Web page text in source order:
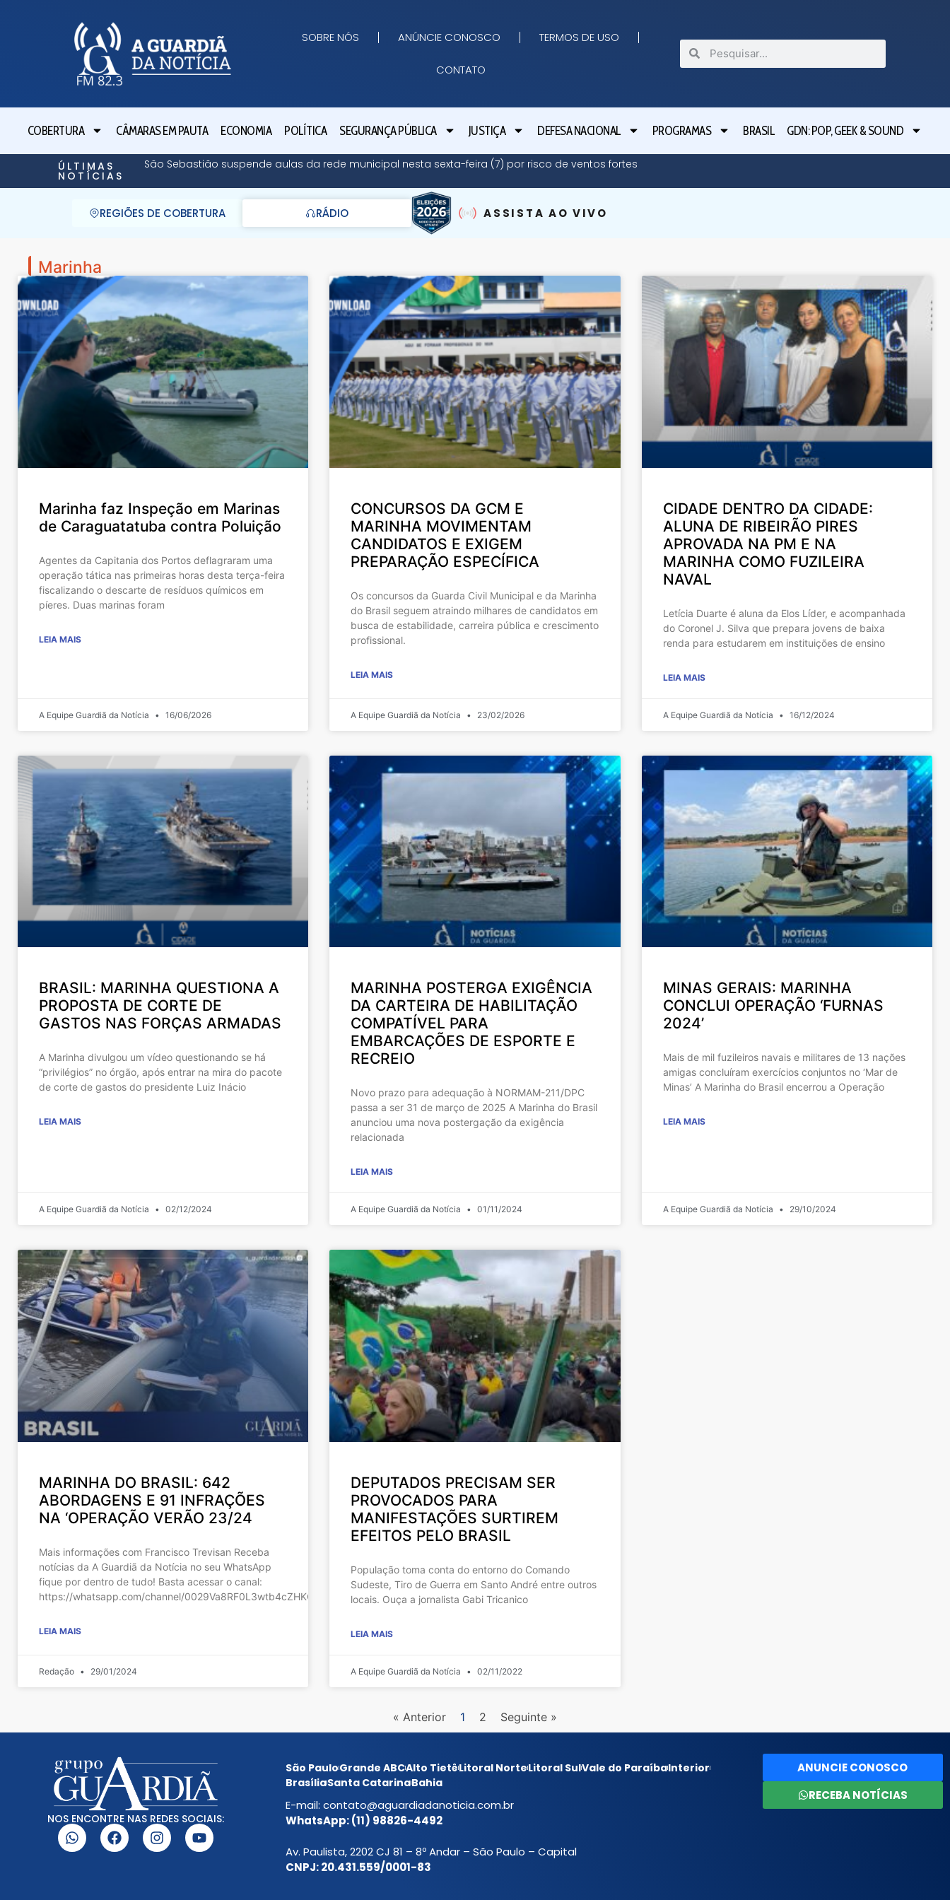
SOBRE NÓS ANÚNCIE CONOSCO TERMOS DE USO
CONTATO
COBERTURA CÂMARAS EM PAUTA ECONOMIA POLÍTICA SEGURANÇA PÚBLICA JUSTIÇA DEFESA NACIONAL PROGRAMAS BRASIL GDN: POP, GEEK & SOUND
ÚLTIMAS
NOTÍCIAS
São Sebastião suspende aulas da rede municipal nesta sexta-feira (7) por risco de ventos fortes Direto
REGIÕES DE COBERTURA RÁDIO ASSISTA AO VIVO
Marinha
Marinha faz Inspeção em Marinas
de Caraguatatuba contra Poluição
Agentes da Capitania dos Portos deflagraram uma
operação tática nas primeiras horas desta terça-feira
fiscalizando o descarte de resíduos químicos em
píeres. Duas marinas foram
LEIA MAIS
A Equipe Guardiã da Notícia 16/06/2026
CONCURSOS DA GCM E
MARINHA MOVIMENTAM
CANDIDATOS E EXIGEM
PREPARAÇÃO ESPECÍFICA
Os concursos da Guarda Civil Municipal e da Marinha
do Brasil seguem atraindo milhares de candidatos em
busca de estabilidade, carreira pública e crescimento
profissional.
LEIA MAIS
A Equipe Guardiã da Notícia 23/02/2026
CIDADE DENTRO DA CIDADE:
ALUNA DE RIBEIRÃO PIRES
APROVADA NA PM E NA
MARINHA COMO FUZILEIRA
NAVAL
Letícia Duarte é aluna da Elos Líder, e acompanhada
do Coronel J. Silva que prepara jovens de baixa
renda para estudarem em instituições de ensino
LEIA MAIS
A Equipe Guardiã da Notícia 16/12/2024
BRASIL: MARINHA QUESTIONA A
PROPOSTA DE CORTE DE
GASTOS NAS FORÇAS ARMADAS
A Marinha divulgou um vídeo questionando se há
“privilégios” no órgão, após entrar na mira do pacote
de corte de gastos do presidente Luiz Inácio
LEIA MAIS
A Equipe Guardiã da Notícia 02/12/2024
MARINHA POSTERGA EXIGÊNCIA
DA CARTEIRA DE HABILITAÇÃO
COMPATÍVEL PARA
EMBARCAÇÕES DE ESPORTE E
RECREIO
Novo prazo para adequação à NORMAM-211/DPC
passa a ser 31 de março de 2025 A Marinha do Brasil
anunciou uma nova postergação da exigência
relacionada
LEIA MAIS
A Equipe Guardiã da Notícia 01/11/2024
MINAS GERAIS: MARINHA
CONCLUI OPERAÇÃO ‘FURNAS
2024’
Mais de mil fuzileiros navais e militares de 13 nações
amigas concluíram exercícios conjuntos no ‘Mar de
Minas’ A Marinha do Brasil encerrou a Operação
LEIA MAIS
A Equipe Guardiã da Notícia 29/10/2024
MARINHA DO BRASIL: 642
ABORDAGENS E 91 INFRAÇÕES
NA ‘OPERAÇÃO VERÃO 23/24
Mais informações com Francisco Trevisan Receba
notícias da A Guardiã da Notícia no seu WhatsApp
fique por dentro de tudo! Basta acessar o canal:
https://whatsapp.com/channel/0029Va8RF0L3wtb4cZHKCl3K
LEIA MAIS
Redação 29/01/2024
DEPUTADOS PRECISAM SER
PROVOCADOS PARA
MANIFESTAÇÕES SURTIREM
EFEITOS PELO BRASIL
População toma conta do entorno do Comando
Sudeste, Tiro de Guerra em Santo André entre outros
locais. Ouça a jornalista Gabi Tricanico
LEIA MAIS
A Equipe Guardiã da Notícia 02/11/2022
« Anterior 1 2 Seguinte »
NOS ENCONTRE NAS REDES SOCIAIS:
São PauloGrande ABCAlto TietêLitoral NorteLitoral SulVale do ParaíbaInterior
BrasíliaSanta CatarinaBahia
E-mail: contato@aguardiadanoticia.com.br
WhatsApp: (11) 98826-4492
Av. Paulista, 2202 CJ 81 – 8º Andar – São Paulo – Capital
CNPJ: 20.431.559/0001-83
ANUNCIE CONOSCO
RECEBA NOTÍCIAS